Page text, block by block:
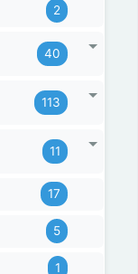
2
40
113
11
17
5
1